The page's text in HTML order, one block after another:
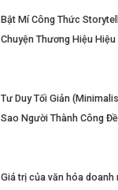
Bật Mí Công Thức
Chuyện Thương Hiệu Hiệu
Tư Duy Tối Giản
Sao Người Thành Công
Giá trị của văn hóa